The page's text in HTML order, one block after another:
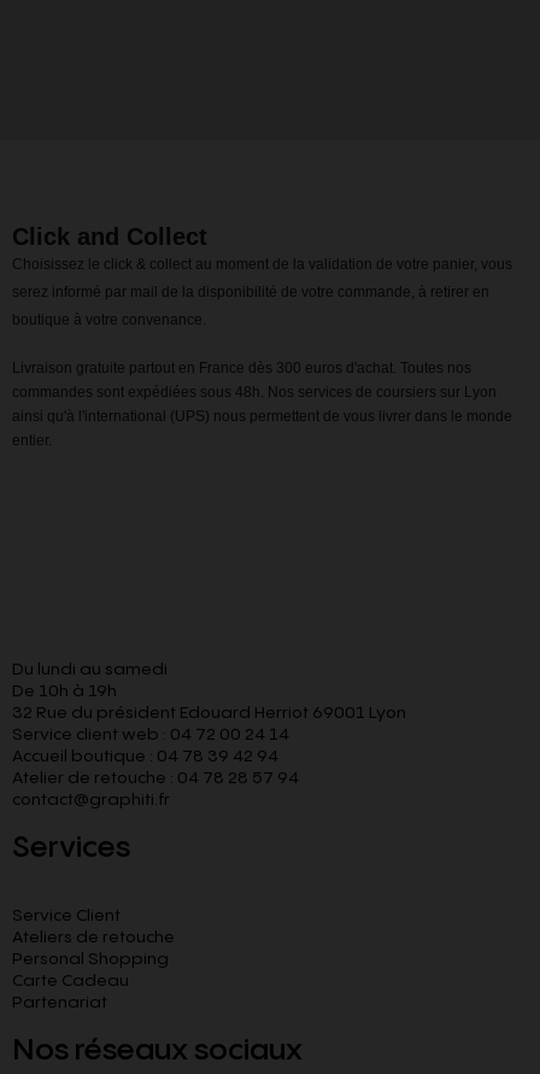
Click and Collect
Choisissez le click & collect au moment de la validation de votre panier, vous
serez informé par mail de la disponibilité de votre commande, à retirer en
boutique à votre convenance.
Livraison gratuite partout en France dès 300 euros d'achat. Toutes nos
commandes sont expédiées sous 48h. Nos services de coursiers sur Lyon
ainsi qu'à l'international (UPS) nous permettent de vous livrer dans le monde
entier.
Du lundi au samedi
De 10h à 19h
32 Rue du président Edouard Herriot 69001 Lyon
Service client web : 04 72 00 24 14
Accueil boutique : 04 78 39 42 94
Atelier de retouche : 04 78 28 57 94
contact@graphiti.fr
Services
Service Client
Ateliers de retouche
Personal Shopping
Carte Cadeau
Partenariat
Nos réseaux sociaux